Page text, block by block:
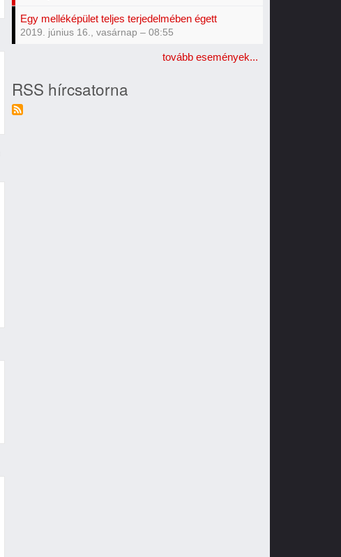
Egy melléképület teljes terjedelmében égett
2019. június 16., vasárnap – 08:55
tovább események...
RSS hírcsatorna